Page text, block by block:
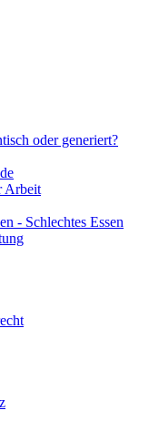
oder generiert?
Arbeit
- Schlechtes Essen